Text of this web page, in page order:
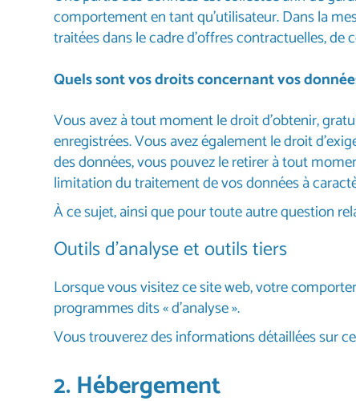
comportement en tant qu’utilisateur. Dans la
traitées dans le cadre d’offres contractuelles,
Quels sont vos droits concernant vos
Vous avez à tout moment le droit d’obtenir,
enregistrées. Vous avez également le droit
des données, vous pouvez le retirer à tout
limitation du traitement de vos données à
À ce sujet, ainsi que pour toute autre question
Outils d’analyse et outils tiers
Lorsque vous visitez ce site web, votre
programmes dits « d’analyse ».
Vous trouverez des informations détaillées sur
2. Hébergement